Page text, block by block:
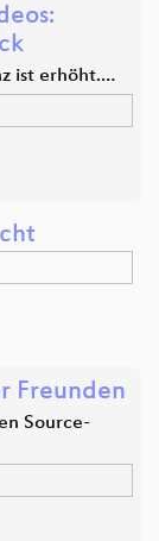
ist erhöht.…
Freunden
Source-